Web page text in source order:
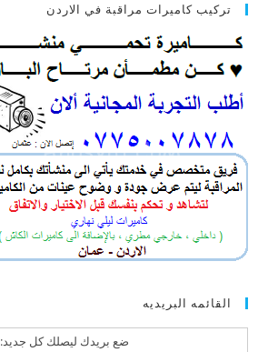
تركيب كاميرات مراقبة في الاردن
القائمه البريديه
ضع بريدك ليصلك كل جديد: